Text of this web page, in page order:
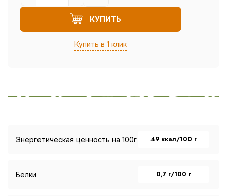
КУПИТЬ
Купить в 1 клик
Энергетическая ценность на 100г 49 ккал/100 г
Белки 0,7 г/100 г